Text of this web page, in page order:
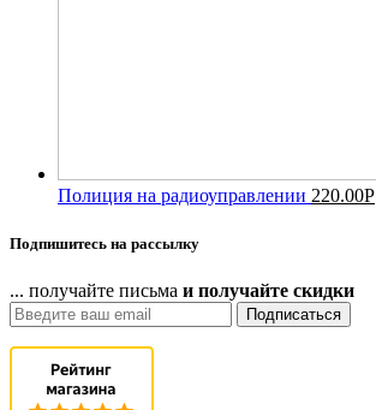
Полиция на радиоуправлении 220.00Р
Подпишитесь на рассылку
... получайте письма и получайте скидки
Подписаться